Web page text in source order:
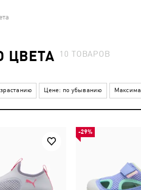
ЦВЕТА 10 ТОВАРОВ
Цене: по убыванию
-29%